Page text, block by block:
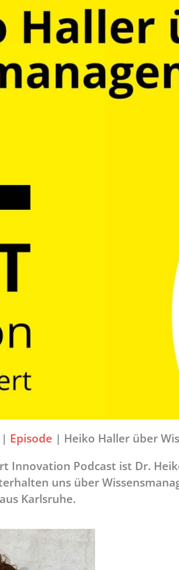
| Episode | Heiko Haller über
Innovation Podcast ist Dr.
uns über
Karlsruhe.